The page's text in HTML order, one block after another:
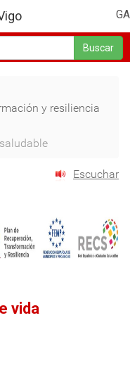
GA
Buscar
y resiliencia
Escuchar
vida